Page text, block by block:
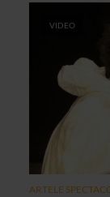
VIDEO
ARTELE